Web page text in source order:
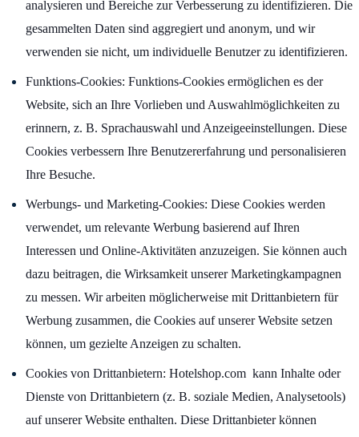
analysieren und Bereiche zur Verbesserung zu identifizieren. Die
gesammelten Daten sind aggregiert und anonym, und wir
verwenden sie nicht, um individuelle Benutzer zu identifizieren.
Funktions-Cookies: Funktions-Cookies ermöglichen es der
Website, sich an Ihre Vorlieben und Auswahlmöglichkeiten zu
erinnern, z. B. Sprachauswahl und Anzeigeeinstellungen. Diese
Cookies verbessern Ihre Benutzererfahrung und personalisieren
Ihre Besuche.
Werbungs- und Marketing-Cookies: Diese Cookies werden
verwendet, um relevante Werbung basierend auf Ihren
Interessen und Online-Aktivitäten anzuzeigen. Sie können auch
dazu beitragen, die Wirksamkeit unserer Marketingkampagnen
zu messen. Wir arbeiten möglicherweise mit Drittanbietern für
Werbung zusammen, die Cookies auf unserer Website setzen
können, um gezielte Anzeigen zu schalten.
Cookies von Drittanbietern: Hotelshop.com kann Inhalte oder
Dienste von Drittanbietern (z. B. soziale Medien, Analysetools)
auf unserer Website enthalten. Diese Drittanbieter können